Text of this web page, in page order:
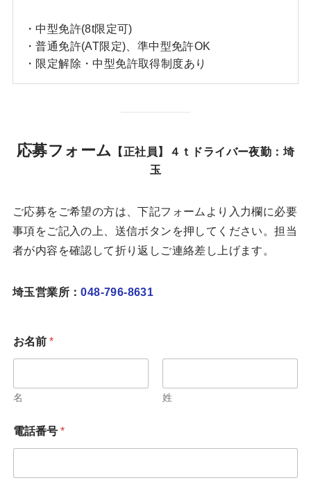
・中型免許(8t限定可)
・普通免許(AT限定)、準中型免許OK
・限定解除・中型免許取得制度あり
応募フォーム
【正社員】４ｔドライバー夜勤：埼
玉
ご応募をご希望の方は、下記フォームより入力欄に必要
事項をご記入の上、送信ボタンを押してください。担当
者が内容を確認して折り返しご連絡差し上げます。
埼玉営業所：048-796-8631
齢
電
号
お名前 *
名 姓
電話番号 *